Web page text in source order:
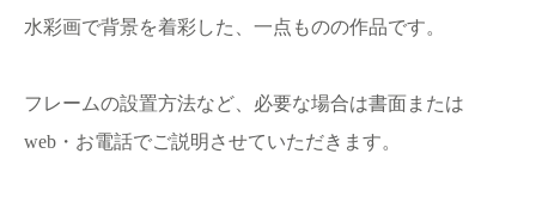
水彩画で背景を着彩した、一点ものの作品です。
フレームの設置方法など、必要な場合は書面または
web・お電話でご説明させていただきます。